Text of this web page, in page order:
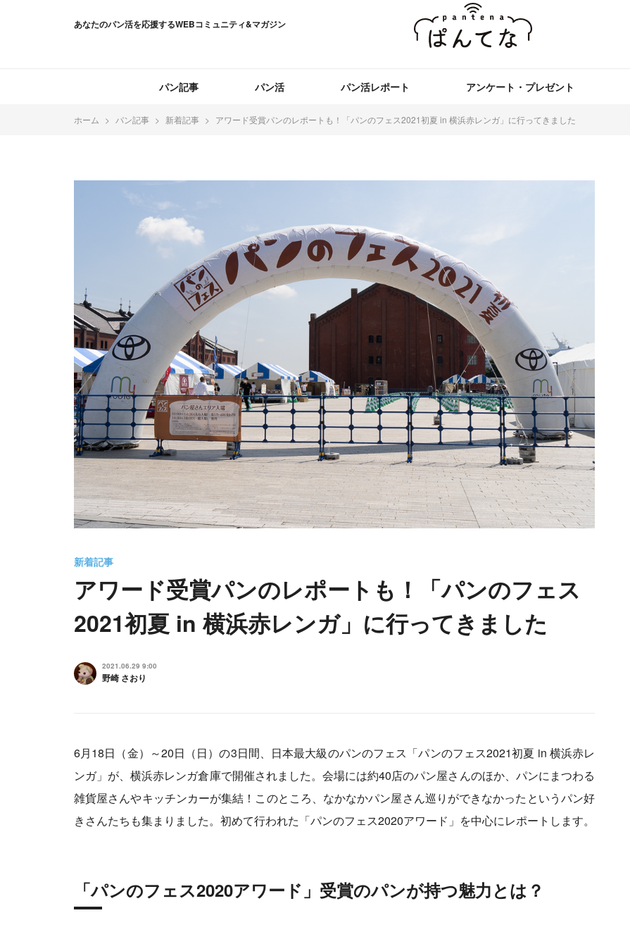
あなたのパン活を応援するWEBコミュニティ&マガジン
パン記事 パン活 パン活レポート アンケート・プレゼント
ホーム パン記事 新着記事 アワード受賞パンのレポートも！「パンのフェス2021初夏 in 横浜赤レンガ」に行ってきました
新着記事
アワード受賞パンのレポートも！「パンのフェス
2021初夏 in 横浜赤レンガ」に行ってきました
2021.06.29 9:00
野崎 さおり
6月18日（金）～20日（日）の3日間、日本最大級のパンのフェス「パンのフェス2021初夏 in 横浜赤レ
ンガ」が、横浜赤レンガ倉庫で開催されました。会場には約40店のパン屋さんのほか、パンにまつわる
雑貨屋さんやキッチンカーが集結！このところ、なかなかパン屋さん巡りができなかったというパン好
きさんたちも集まりました。初めて行われた「パンのフェス2020アワード」を中心にレポートします。
「パンのフェス2020アワード」受賞のパンが持つ魅力とは？